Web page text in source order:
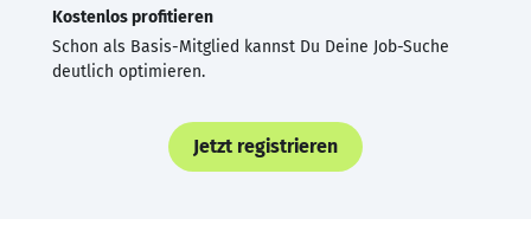
Kostenlos profitieren
Schon als Basis-Mitglied kannst Du Deine Job-Suche
deutlich optimieren.
Jetzt registrieren